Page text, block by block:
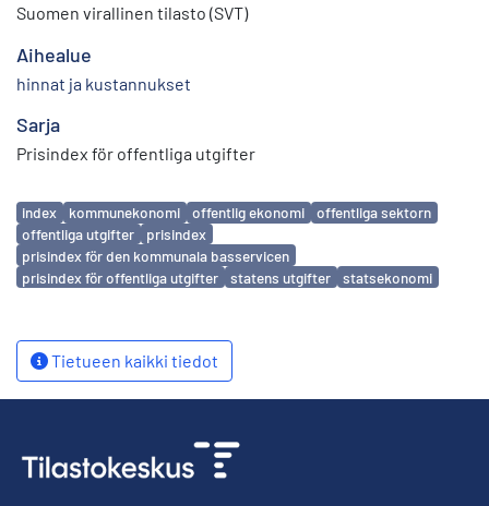
Suomen virallinen tilasto (SVT)
Aihealue
hinnat ja kustannukset
Sarja
Prisindex för offentliga utgifter
Avainsanat
index kommunekonomi offentlig ekonomi
offentliga sektorn
offentliga utgifter
prisindex
prisindex för den kommunala basservicen
prisindex för offentliga utgifter
statens utgifter statsekonomi
Tietueen kaikki tiedot